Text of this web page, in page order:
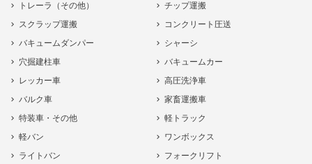
トレーラ（その他）
チップ運搬
スクラップ運搬
コンクリート圧送
バキュームダンパー
シャーシ
穴掘建柱車
バキュームカー
レッカー車
高圧洗浄車
バルク車
家畜運搬車
特装車・その他
軽トラック
軽バン
ワンボックス
ライトバン
フォークリフト